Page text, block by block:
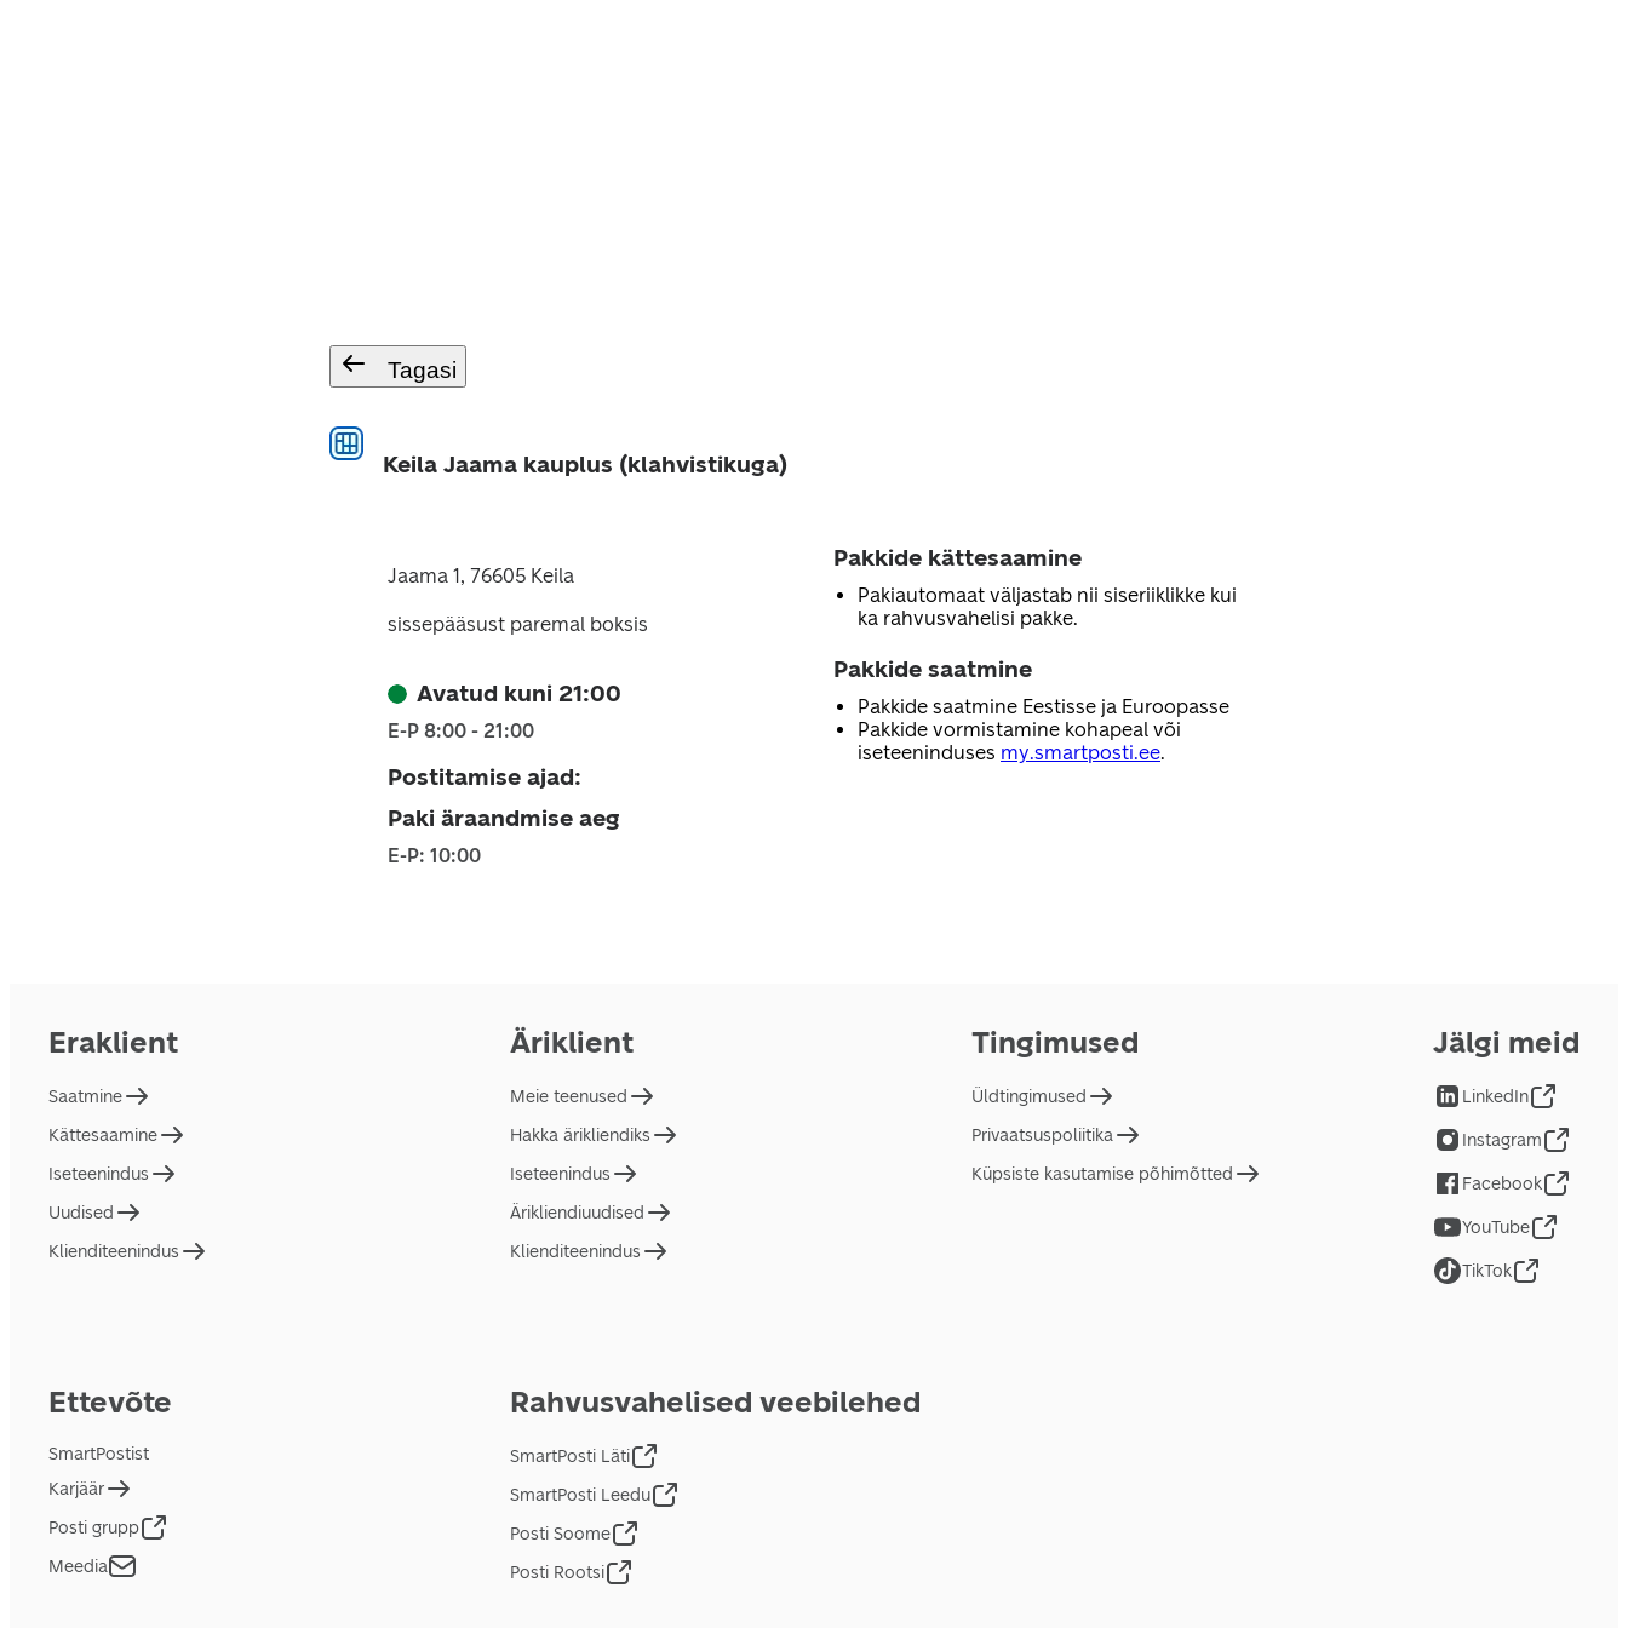
Tagasi
Keila Jaama kauplus (klahvistikuga)
Jaama 1, 76605 Keila
sissepääsust paremal boksis
Avatud kuni 21:00
E-P 8:00 - 21:00
Postitamise ajad:
Paki äraandmise aeg
E-P: 10:00
Pakkide kättesaamine
Pakiautomaat väljastab nii siseriiklikke kui
ka rahvusvahelisi pakke.
Pakkide saatmine
Pakkide saatmine Eestisse ja Euroopasse
Pakkide vormistamine kohapeal või
iseteeninduses my.smartposti.ee.
Eraklient
Saatmine
Kättesaamine
Iseteenindus
Uudised
Klienditeenindus
Äriklient
Meie teenused
Hakka ärikliendiks
Iseteenindus
Ärikliendiuudised
Klienditeenindus
Tingimused
Üldtingimused
Privaatsuspoliitika
Küpsiste kasutamise põhimõtted
Ettevõte
SmartPostist
Karjäär
Posti grupp
Meedia
Rahvusvahelised veebilehed
SmartPosti Läti
SmartPosti Leedu
Posti Soome
Posti Rootsi
Jälgi meid
LinkedIn
Instagram
Facebook
YouTube
TikTok